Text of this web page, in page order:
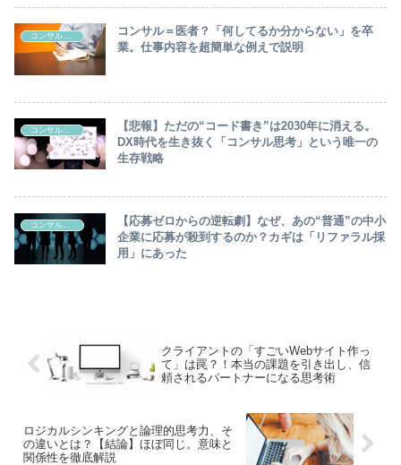
コンサル＝医者？「何してるか分からない」を卒
業。仕事内容を超簡単な例えで説明
コンサルティング
【悲報】ただの“コード書き”は2030年に消える。
DX時代を生き抜く「コンサル思考」という唯一の
生存戦略
【応募ゼロからの逆転劇】なぜ、あの“普通”の中小
企業に応募が殺到するのか？カギは「リファラル採
用」にあった
クライアントの「すごいWebサイト作っ
て」は罠？！本当の課題を引き出し、信
頼されるパートナーになる思考術
ロジカルシンキングと論理的思考力、そ
の違いとは？【結論】ほぼ同じ。意味と
関係性を徹底解説